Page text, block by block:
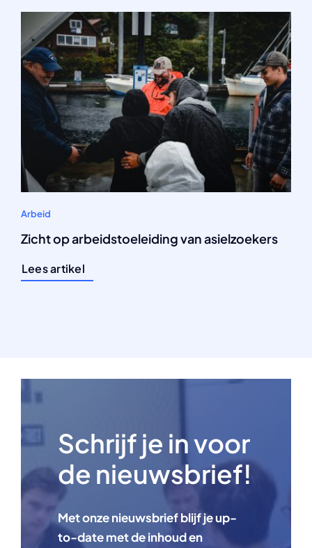
Arbeid
Zicht op arbeidstoeleiding van asielzoekers
Lees artikel
Schrijf je in voor
de nieuwsbrief!
Met onze nieuwsbrief blijf je up-
to-date met de inhoud en